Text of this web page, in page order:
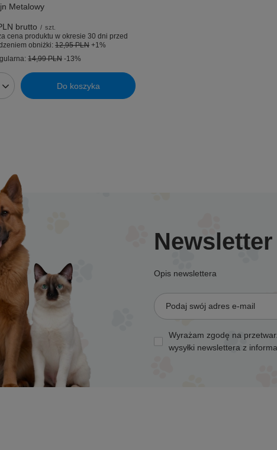
Metalowy
brutto / szt.
cena produktu w okresie 30 dni przed
obniżki: 12,95 PLN +1%
14,99 PLN -13%
Do koszyka
Newsletter
Opis newslettera
Podaj swój adres e-mail
Wyrażam zgodę na
wysyłki newslettera z